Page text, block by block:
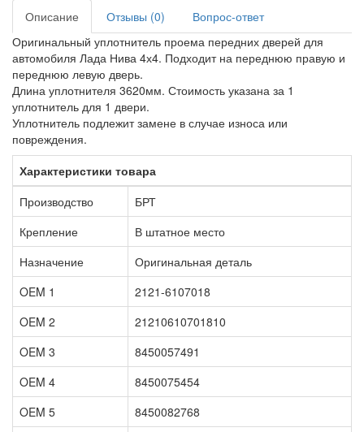
Описание Отзывы (0)
Вопрос-ответ
Оригинальный уплотнитель проема передних дверей для
автомобиля Лада Нива 4х4. Подходит на переднюю правую и
переднюю левую дверь.
Длина уплотнителя 3620мм. Стоимость указана за 1
уплотнитель для 1 двери.
Уплотнитель подлежит замене в случае износа или
повреждения.
Характеристики товара
Производство
БРТ
Крепление
В штатное место
Назначение
Оригинальная деталь
OEM 1
2121-6107018
OEM 2
21210610701810
OEM 3
8450057491
OEM 4
8450075454
OEM 5
8450082768